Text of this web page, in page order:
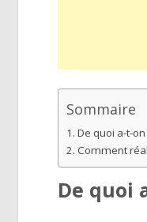
Sommaire
De quoi a-t-
Comment
De quoi